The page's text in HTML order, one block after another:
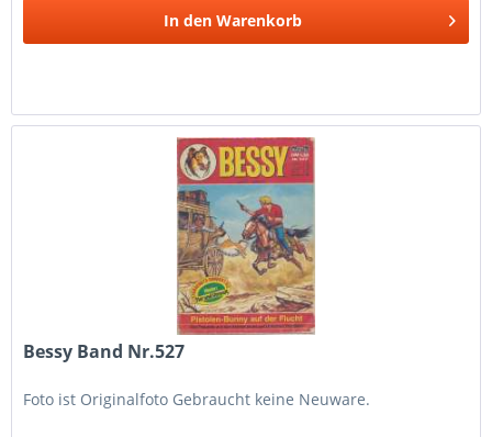
In den Warenkorb
Bessy Band Nr.527
Foto ist Originalfoto Gebraucht keine Neuware.